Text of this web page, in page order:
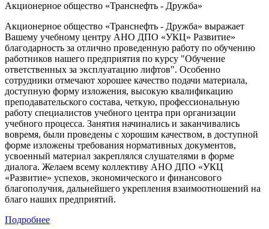
Акционерное общество «Транснефть - Дружба»
Акционерное общество «Транснефть - Дружба» выражает
Вашему учебному центру АНО ДПО «УКЦ» Развитие»
благодарность за отлично проведенную работу по обучению
работников нашего предприятия по курсу "Обучение
ответственных за эксплуатацию лифтов". Особенно
сотрудники отмечают хорошее качество подачи материала,
доступную форму изложения, высокую квалификацию
преподавательского состава, четкую, профессиональную
работу специалистов учебного центра при организации
учебного процесса. Занятия начинались и заканчивались
вовремя, были проведены с хорошим качеством, в доступной
форме изложены требования нормативных документов,
усвоенный материал закреплялся слушателями в форме
диалога. Желаем всему коллективу АНО ДПО «УКЦ
«Развитие» успехов, экономического и финансового
благополучия, дальнейшего укрепления взаимоотношений на
благо наших предприятий.
Подробнее